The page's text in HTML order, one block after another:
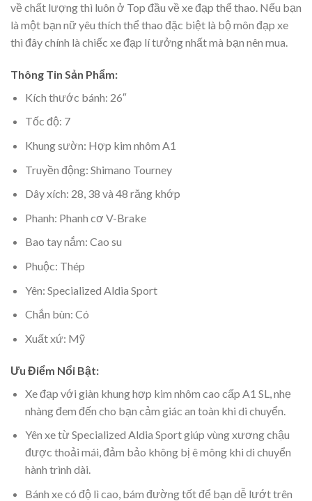
về chất lượng thì luôn ở Top đầu về xe đạp thể thao. Nếu bạn
là một bạn nữ yêu thích thể thao đặc biệt là bộ môn đạp xe
thì đây chính là chiếc xe đạp lí tưởng nhất mà bạn nên mua.
Thông Tin Sản Phẩm:
Kích thước bánh: 26″
Tốc độ: 7
Khung sườn: Hợp kim nhôm A1
Truyền động: Shimano Tourney
Dây xích: 28, 38 và 48 răng khớp
Phanh: Phanh cơ V-Brake
Bao tay nắm: Cao su
Phuộc: Thép
Yên: Specialized Aldia Sport
Chắn bùn: Có
Xuất xứ: Mỹ
Ưu Điểm Nổi Bật:
Xe đạp với giàn khung hợp kim nhôm cao cấp A1 SL, nhẹ
nhàng đem đến cho bạn cảm giác an toàn khi di chuyển.
Yên xe từ Specialized Aldia Sport giúp vùng xương chậu
được thoải mái, đảm bảo không bị ê mông khi di chuyển
hành trình dài.
Bánh xe có độ lì cao, bám đường tốt để bạn dễ lướt trên